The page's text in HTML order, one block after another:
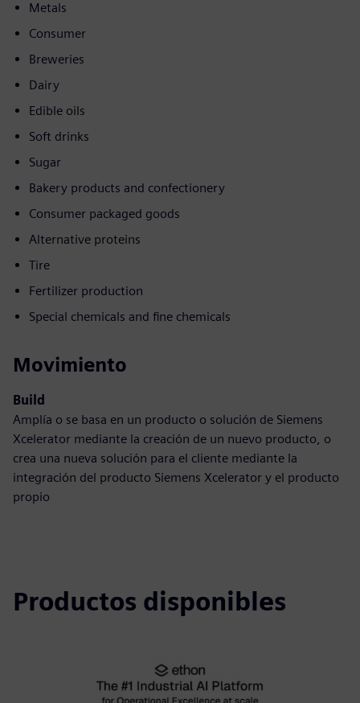
Metals
Consumer
Breweries
Dairy
Edible oils
Soft drinks
Sugar
Bakery products and confectionery
Consumer packaged goods
Alternative proteins
Tire
Fertilizer production
Special chemicals and fine chemicals
Movimiento
Build
Amplía o se basa en un producto o solución de Siemens
Xcelerator mediante la creación de un nuevo producto, o
crea una nueva solución para el cliente mediante la
integración del producto Siemens Xcelerator y el producto
propio
Productos disponibles